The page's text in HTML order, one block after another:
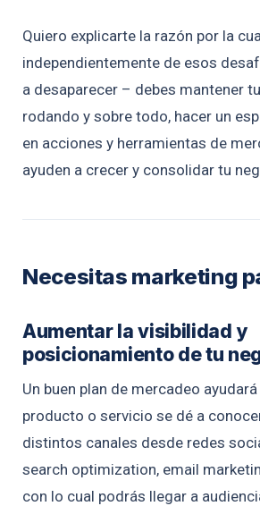
Quiero explicarte la razón por la
independientemente de esos
a desaparecer – debes mantener
rodando y sobre todo, hacer un
en acciones y herramientas de
ayuden a crecer y consolidar tu
Necesitas marketing
Aumentar la visibilidad y
posicionamiento de tu
Un buen plan de mercadeo
producto o servicio se dé a
distintos canales desde redes
search optimization, email
con lo cual podrás llegar a